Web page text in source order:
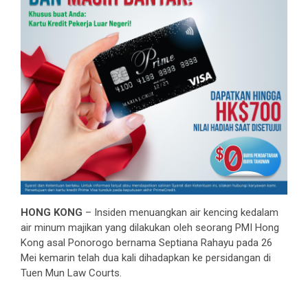
HONG KONG – Insiden menuangkan air kencing kedalam
air minum majikan yang dilakukan oleh seorang PMI Hong
Kong asal Ponorogo bernama Septiana Rahayu pada 26
Mei kemarin telah dua kali dihadapkan ke persidangan di
Tuen Mun Law Courts.